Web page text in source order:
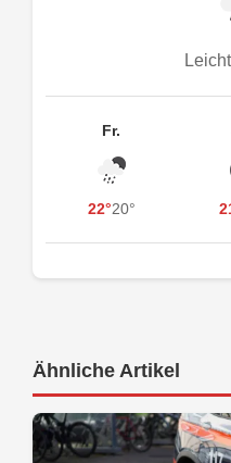
Fr.
22°20°
Ähnliche Artikel